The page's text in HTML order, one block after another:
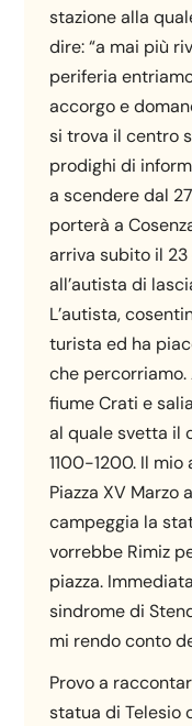
stazione alla
dire: “a mai più
periferia
accorgo e
si trova il centro
prodighi di
a scendere dal
porterà a
arriva subito il
all’autista di
L’autista,
turista ed ha
che
fiume Crati e
al quale svetta il
1100-1200. Il
Piazza XV
campeggia la
vorrebbe Rimiz
piazza.
sindrome di
mi rendo conto
Provo a
statua di Telesio